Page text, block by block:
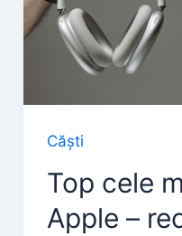
Căști
Top cele
Apple –